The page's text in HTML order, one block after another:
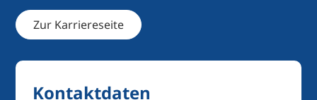
Zur Karriereseite
Kontaktdaten